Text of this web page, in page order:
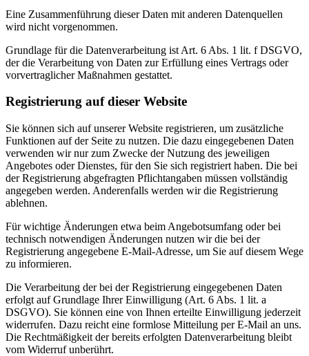
Eine Zusammenführung dieser Daten mit anderen Datenquellen
wird nicht vorgenommen.
Grundlage für die Datenverarbeitung ist Art. 6 Abs. 1 lit. f DSGVO,
der die Verarbeitung von Daten zur Erfüllung eines Vertrags oder
vorvertraglicher Maßnahmen gestattet.
Registrierung auf dieser Website
Sie können sich auf unserer Website registrieren, um zusätzliche
Funktionen auf der Seite zu nutzen. Die dazu eingegebenen Daten
verwenden wir nur zum Zwecke der Nutzung des jeweiligen
Angebotes oder Dienstes, für den Sie sich registriert haben. Die bei
der Registrierung abgefragten Pflichtangaben müssen vollständig
angegeben werden. Anderenfalls werden wir die Registrierung
ablehnen.
Für wichtige Änderungen etwa beim Angebotsumfang oder bei
technisch notwendigen Änderungen nutzen wir die bei der
Registrierung angegebene E-Mail-Adresse, um Sie auf diesem Wege
zu informieren.
Die Verarbeitung der bei der Registrierung eingegebenen Daten
erfolgt auf Grundlage Ihrer Einwilligung (Art. 6 Abs. 1 lit. a
DSGVO). Sie können eine von Ihnen erteilte Einwilligung jederzeit
widerrufen. Dazu reicht eine formlose Mitteilung per E-Mail an uns.
Die Rechtmäßigkeit der bereits erfolgten Datenverarbeitung bleibt
vom Widerruf unberührt.